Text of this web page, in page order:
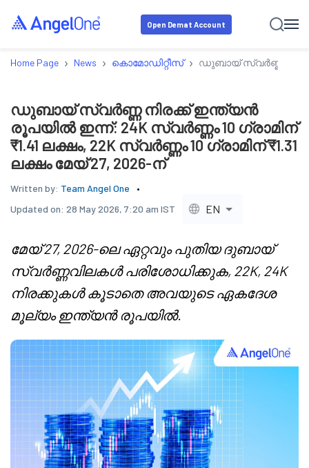
Open Demat Account
Home Page › News › കൊമോഡിറ്റീസ് › ഡുബായ് സ്വർണ്ണ നിരക്ക്
ഡുബായ് സ്വർണ്ണ നിരക്ക് ഇന്ത്യൻ
രൂപയിൽ ഇന്ന്: 24K സ്വർണ്ണം 10 ഗ്രാമിന്
₹1.41 ലക്ഷം, 22K സ്വർണ്ണം 10 ഗ്രാമിന് ₹1.31
ലക്ഷം മേയ് 27, 2026-ന്
Written by: Team Angel One
Updated on: 28 May 2026, 7:20 am IST EN
മേയ് 27, 2026-ലെ ഏറ്റവും പുതിയ ദുബായ്
സ്വർണ്ണവിലകൾ പരിശോധിക്കുക, 22K, 24K
നിരക്കുകൾ കൂടാതെ അവയുടെ ഏകദേശ
മൂല്യം ഇന്ത്യൻ രൂപയിൽ.